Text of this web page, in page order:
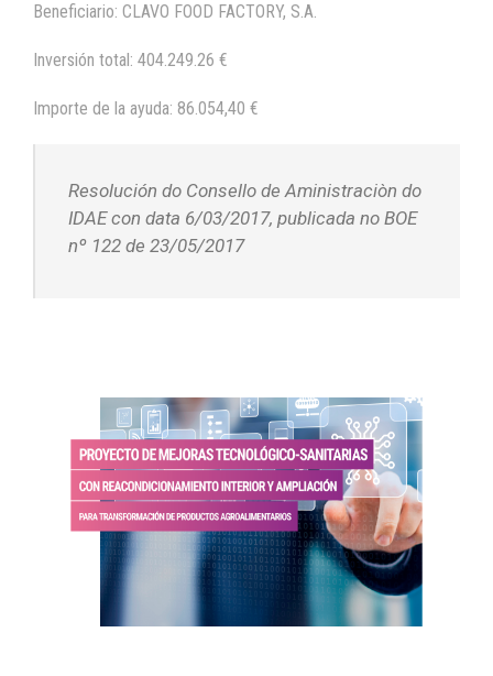
Beneficiario: CLAVO FOOD FACTORY, S.A.
Inversión total: 404.249.26 €
Importe de la ayuda: 86.054,40 €
Resolución do Consello de Aministraciòn do
IDAE con data 6/03/2017, publicada no BOE
nº 122 de 23/05/2017